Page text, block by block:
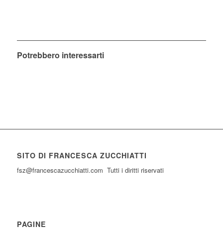
Potrebbero interessarti
SITO DI FRANCESCA ZUCCHIATTI
fsz@francescazucchiatti.com Tutti i diritti riservati
PAGINE